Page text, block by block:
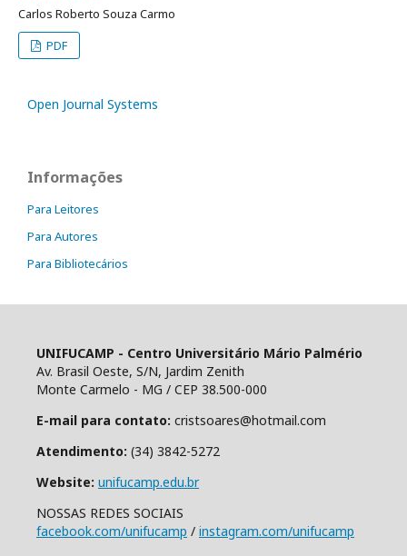
Carlos Roberto Souza Carmo
PDF
Open Journal Systems
Informações
Para Leitores
Para Autores
Para Bibliotecários
UNIFUCAMP - Centro Universitário Mário Palmério
Av. Brasil Oeste, S/N, Jardim Zenith
Monte Carmelo - MG / CEP 38.500-000
E-mail para contato: cristsoares@hotmail.com
Atendimento: (34) 3842-5272
Website: unifucamp.edu.br
NOSSAS REDES SOCIAIS
facebook.com/unifucamp / instagram.com/unifucamp